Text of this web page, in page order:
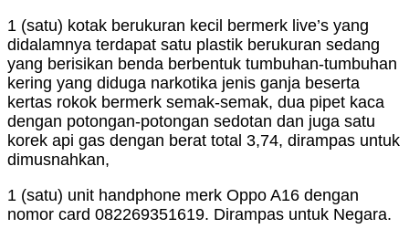
1 (satu) kotak berukuran kecil bermerk live’s yang
didalamnya terdapat satu plastik berukuran sedang
yang berisikan benda berbentuk tumbuhan-tumbuhan
kering yang diduga narkotika jenis ganja beserta
kertas rokok bermerk semak-semak, dua pipet kaca
dengan potongan-potongan sedotan dan juga satu
korek api gas dengan berat total 3,74, dirampas untuk
dimusnahkan,
1 (satu) unit handphone merk Oppo A16 dengan
nomor card 082269351619. Dirampas untuk Negara.